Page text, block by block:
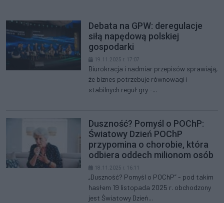
Debata na GPW: deregulacje
siłą napędową polskiej
gospodarki
19.11.2025 r. 17:07
Biurokracja i nadmiar przepisów sprawiają,
że biznes potrzebuje równowagi i
stabilnych reguł gry -...
Duszność? Pomyśl o POChP:
Światowy Dzień POChP
przypomina o chorobie, która
odbiera oddech milionom osób
18.11.2025 r. 16:11
„Duszność? Pomyśl o POChP” - pod takim
hasłem 19 listopada 2025 r. obchodzony
jest Światowy Dzień...